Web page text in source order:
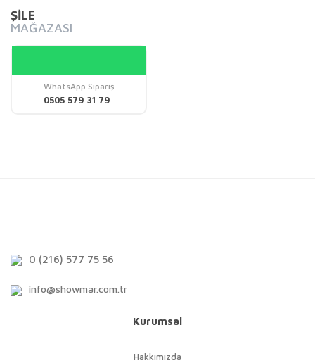
ŞİLE
MAĞAZASI
WhatsApp Sipariş
0505 579 31 79
0 (216) 577 75 56
info@showmar.com.tr
Kurumsal
Hakkımızda